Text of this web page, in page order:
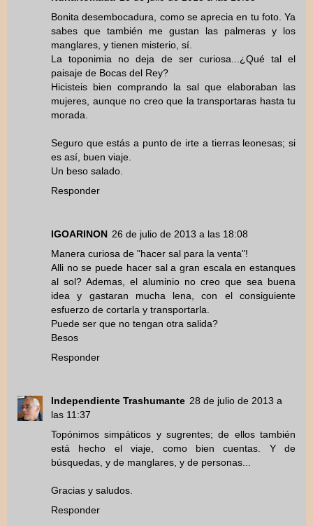
Bonita desembocadura, como se aprecia en tu foto. Ya
sabes que también me gustan las palmeras y los
manglares, y tienen misterio, sí.
La toponimia no deja de ser curiosa...¿Qué tal el
paisaje de Bocas del Rey?
Hicisteis bien comprando la sal que elaboraban las
mujeres, aunque no creo que la transportaras hasta tu
morada.
Seguro que estás a punto de irte a tierras leonesas; si
es así, buen viaje.
Un beso salado.
Responder
IGOARINON 26 de julio de 2013 a las 18:08
Manera curiosa de "hacer sal para la venta"!
Alli no se puede hacer sal a gran escala en estanques
al sol? Ademas, el aluminio no creo que sea buena
idea y gastaran mucha lena, con el consiguiente
esfuerzo de cortarla y transportarla.
Puede ser que no tengan otra salida?
Besos
Responder
Independiente Trashumante 28 de julio de 2013 a
las 11:37
Topónimos simpáticos y sugrentes; de ellos también
está hecho el viaje, como bien cuentas. Y de
búsquedas, y de manglares, y de personas...
Gracias y saludos.
Responder